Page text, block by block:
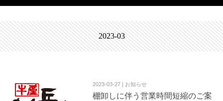
2023-03
2023-03-27 | お知らせ
棚卸しに伴う営業時間短縮のご案